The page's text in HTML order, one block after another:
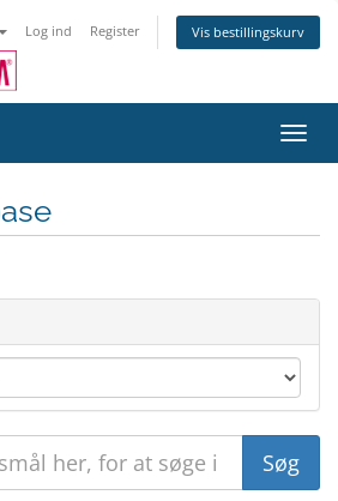
Log ind Register Vis bestillingskurv